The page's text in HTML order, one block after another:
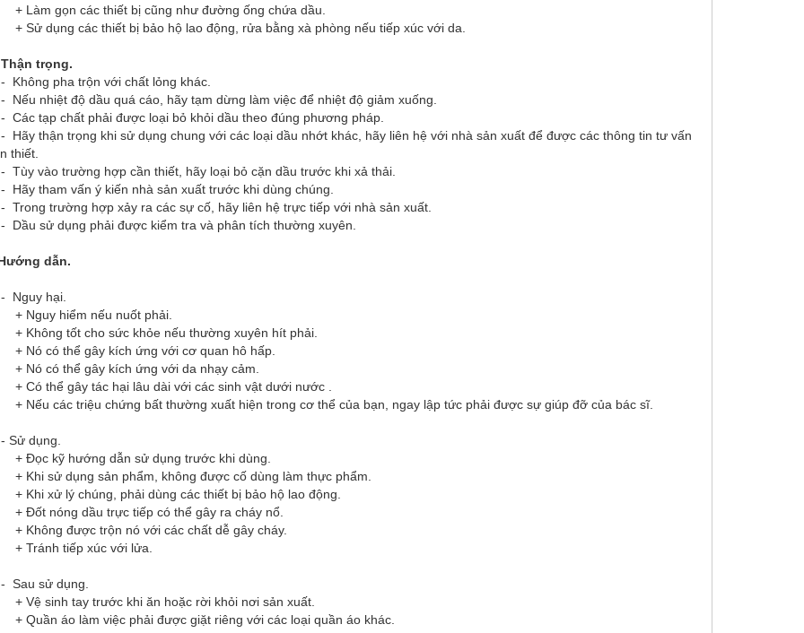
Làm gọn các thiết bị cũng như đường ống chứa dầu.
Sử dụng các thiết bị bảo hộ lao động, rửa bằng xà phòng nếu tiếp xúc với da.
trọng.
pha trộn với chất lỏng khác.
nhiệt độ dầu quá cáo, hãy tạm dừng làm việc để nhiệt độ giảm xuống.
tạp chất phải được loại bỏ khỏi dầu theo đúng phương pháp.
thận trọng khi sử dụng chung với các loại dầu nhớt khác, hãy liên hệ với nhà sản xuất để được các thông tin tư vấn
thiết.
vào trường hợp cần thiết, hãy loại bỏ cặn dầu trước khi xả thải.
tham vấn ý kiến nhà sản xuất trước khi dùng chúng.
trường hợp xảy ra các sự cố, hãy liên hệ trực tiếp với nhà sản xuất.
sử dụng phải được kiểm tra và phân tích thường xuyên.
dẫn.
Nguy hại.
Nguy hiểm nếu nuốt phải.
Không tốt cho sức khỏe nếu thường xuyên hít phải.
Nó có thể gây kích ứng với cơ quan hô hấp.
Nó có thể gây kích ứng với da nhạy cảm.
Có thể gây tác hại lâu dài với các sinh vật dưới nước .
Nếu các triệu chứng bất thường xuất hiện trong cơ thể của bạn, ngay lập tức phải được sự giúp đỡ của bác sĩ.
dụng.
Đọc kỹ hướng dẫn sử dụng trước khi dùng.
Khi sử dụng sản phẩm, không được cố dùng làm thực phẩm.
Khi xử lý chúng, phải dùng các thiết bị bảo hộ lao động.
Đốt nóng dầu trực tiếp có thể gây ra cháy nổ.
Không được trộn nó với các chất dễ gây cháy.
Tránh tiếp xúc với lửa.
Sau sử dụng.
Vệ sinh tay trước khi ăn hoặc rời khỏi nơi sản xuất.
Quần áo làm việc phải được giặt riêng với các loại quần áo khác.